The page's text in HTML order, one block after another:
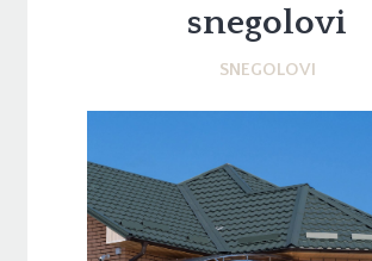
snegolovi
SNEGOLOVI